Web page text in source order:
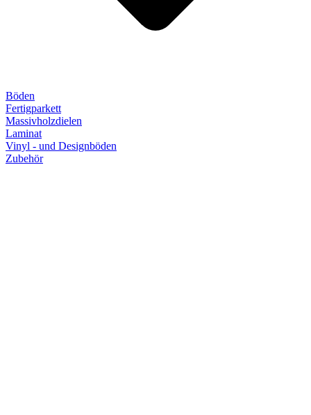
Böden
Fertigparkett
Massivholzdielen
Laminat
Vinyl - und Designböden
Zubehör